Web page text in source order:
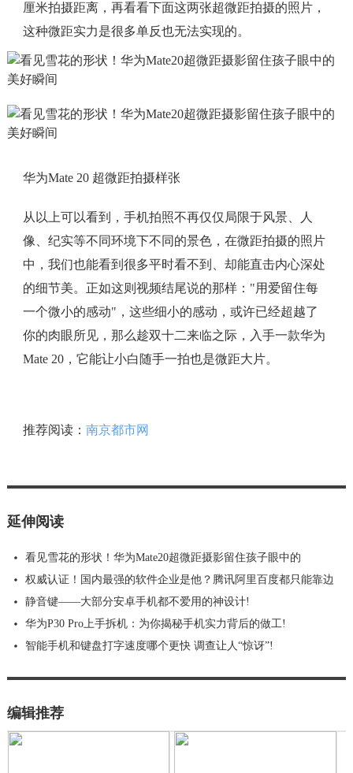
厘米拍摄距离，再看看下面这两张超微距拍摄的照片，
这种微距实力是很多单反也无法实现的。
华为Mate 20 超微距拍摄样张
从以上可以看到，手机拍照不再仅仅局限于风景、人
像、纪实等不同环境下不同的景色，在微距拍摄的照片
中，我们也能看到很多平时看不到、却能直击内心深处
的细节美。正如这则视频结尾说的那样："用爱留住每
一个微小的感动"，这些细小的感动，或许已经超越了
你的肉眼所见，那么趁双十二来临之际，入手一款华为
Mate 20，它能让小白随手一拍也是微距大片。
推荐阅读： 南京都市网
延伸阅读
看见雪花的形状！华为Mate20超微距摄影留住孩子眼中的
权威认证！国内最强的软件企业是他？腾讯阿里百度都只能靠边
静音键——大部分安卓手机都不爱用的神设计!
华为P30 Pro上手拆机：为你揭秘手机实力背后的做工!
智能手机和键盘打字速度哪个更快 调查让人“惊讶”!
编辑推荐